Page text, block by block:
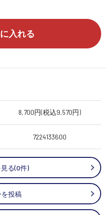
入れる
8,700円(税込9,570円)
7224133600
る(0件)
を投稿